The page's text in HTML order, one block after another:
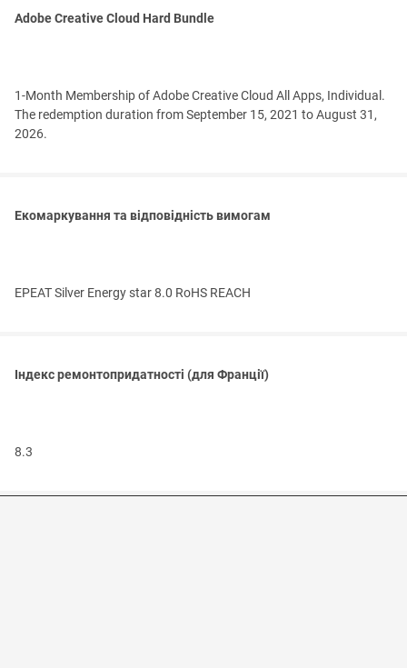
Adobe Creative Cloud Hard Bundle
1-Month Membership of Adobe Creative Cloud All Apps, Individual.
The redemption duration from September 15, 2021 to August 31,
2026.
Екомаркування та відповідність вимогам
EPEAT Silver Energy star 8.0 RoHS REACH
Індекс ремонтопридатності (для Франції)
8.3